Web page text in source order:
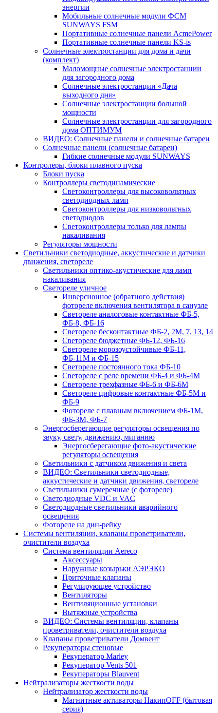
энергии
Мобильные солнечные модули ФСМ
SUNWAYS FSM
Портативные солнечные панели AcmePower
Портативные солнечные панели KS-is
Солнечные электростанции для дома и дачи
(комплект)
Маломощные солнечные электростанции
для загородного дома
Солнечные электростанции «Дача
выходного дня»
Солнечные электростанции большой
мощности
Солнечные электростанции для загородного
дома ОПТИМУМ
ВИДЕО: Солнечные панели и солнечные батареи
Солнечные панели (солнечные батареи)
Гибкие солнечные модули SUNWAYS
Контролеры, блоки плавного пуска
Блоки пуска
Контроллеры светодинамические
Светоконтроллеры для высоковольтных
светодиодных ламп
Светоконтроллеры для низковольтных
светодиодов
Светоконтроллеры только для лампы
накаливания
Регуляторы мощности
Светильники светодиодные, аккустические и датчики
движения, светореле
Светильники оптико-акустические для ламп
накаливания
Светореле уличное
Инверсионное (обратного действия)
фотореле включения вентилятора в санузле
Светореле аналоговые контактные ФБ-5,
ФБ-8, ФБ-16
Светореле бесконтактные ФБ-2, 2М, 7, 13, 14
Светореле бюджетные ФБ-12, ФБ-16
Светореле морозоустойчивые ФБ-11,
ФБ-11М и ФБ-15
Светореле постоянного тока ФБ-10
Светореле с реле времени ФБ-4 и ФБ-4М
Светореле трехфазные ФБ-6 и ФБ-6М
Светореле цифровые контактные ФБ-5М и
ФБ-9
Фотореле с плавным включением ФБ-1М,
ФБ-3М, ФБ-7
Энергосберегающие регуляторы освещения по
звуку, свету, движению, миганию
Энергосберегающие фото-акустические
регуляторы освещения
Светильники с датчиком движения и света
ВИДЕО: Светильники светодиодные,
аккустические и датчики движения, светореле
Светильники сумеречные (с фотореле)
Светодиодные VDC и VAC
Светодиодные светильники аварийного
освещения
Фотореле на дин-рейку
Системы вентиляции, клапаны проветриватели,
очистители воздуха
Система вентиляции Aereco
Аксессуары
Наружные козырьки АЭРЭКО
Приточные клапаны
Регулирующее устройство
Вентиляторы
Вентиляционные установки
Вытяжные устройства
ВИДЕО: Системы вентиляции, клапаны
проветриватели, очистители воздуха
Клапаны проветриватели Домвент
Рекуператоры стеновые
Рекуператор Marley
Рекуператор Vents 501
Рекуператоры Blauvent
Нейтрализаторы жесткости воды
Нейтрализатор жесткости воды
Магнитные активаторы НакипOFF (бытовая
серия)